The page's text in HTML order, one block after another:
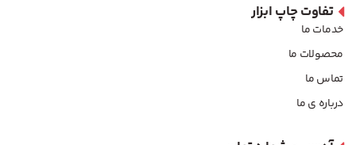
تفاوت چاپ ابزار
خدمات ما
محصولات ما
تماس ما
درباره ی ما